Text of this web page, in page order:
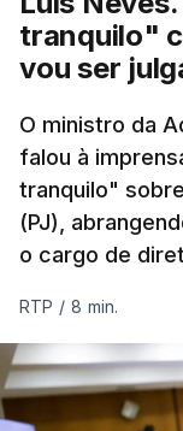
tranquilo"
vou ser
O ministro da
falou à
tranquilo"
(PJ),
o cargo de
RTP / 8 min.